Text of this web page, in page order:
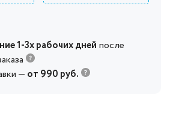
1-3х рабочих дней после
— от 990 руб.